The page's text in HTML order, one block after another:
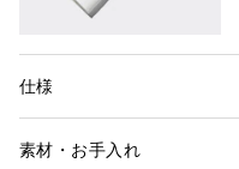
仕様
素材・お手入れ